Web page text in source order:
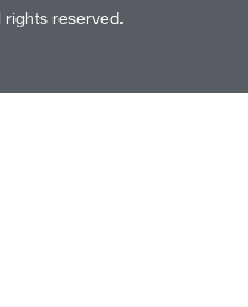
rights reserved.